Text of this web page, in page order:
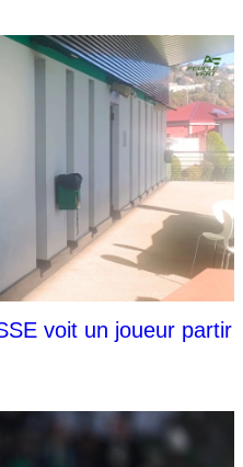
voit un joueur partir